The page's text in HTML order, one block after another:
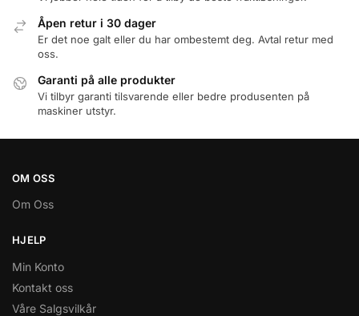
Åpen retur i 30 dager
Er det noe galt eller du har ombestemt deg. Avtal retur med
oss.
Garanti på alle produkter
Vi tilbyr garanti tilsvarende eller bedre produsenten på
maskiner utstyr.
OM OSS
Om Oss
HJELP
Min Konto
Kontakt oss
Våre Salgsvilkår